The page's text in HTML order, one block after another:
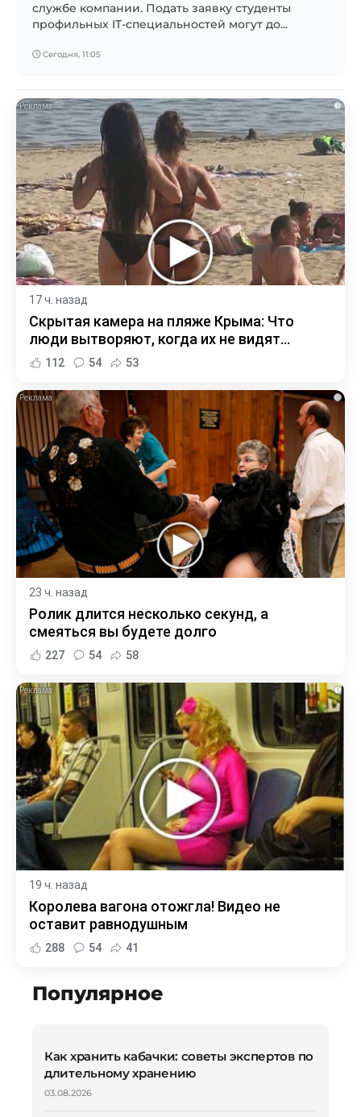
службе компании. Подать заявку студенты
профильных IT-специальностей могут до...
Сегодня, 11:05
i
17 ч. назад
Скрытая камера на пляже Крыма: Что
люди вытворяют, когда их не видят...
112 54 53
i
23 ч. назад
Ролик длится несколько секунд, а
смеяться вы будете долго
227 54 58
i
19 ч. назад
Королева вагона отожгла! Видео не
оставит равнодушным
288 54 41
Популярное
Как хранить кабачки: советы экспертов по
длительному хранению
03.08.2026